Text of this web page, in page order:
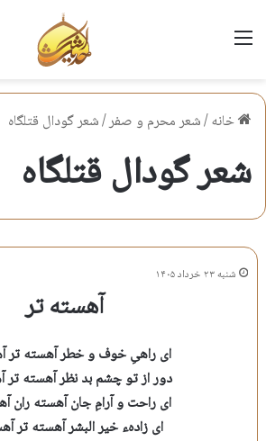
منو
خانه/شعر محرم و صفر/شعر گودال قتلگاه
شعر گودال قتلگاه
شنبه ۲۳ خرداد ۱۴۰۵
آهسته تر
ای راهیِ خوف و خطر آهسته تر
دور از تو چشم بد نظر آهسته تر
ای راحت و آرامِ جان آهسته ران
ای زادهء خیر البشر آهسته تر